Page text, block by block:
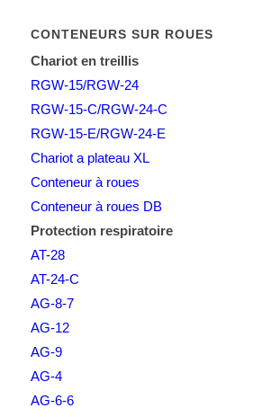
CONTENEURS SUR ROUES
Chariot en treillis
RGW-15/RGW-24
RGW-15-C/RGW-24-C
RGW-15-E/RGW-24-E
Chariot a plateau XL
Conteneur à roues
Conteneur à roues DB
Protection respiratoire
AT-28
AT-24-C
AG-8-7
AG-12
AG-9
AG-4
AG-6-6